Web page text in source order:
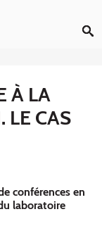
À LA
LE CAS
conférences en
laboratoire